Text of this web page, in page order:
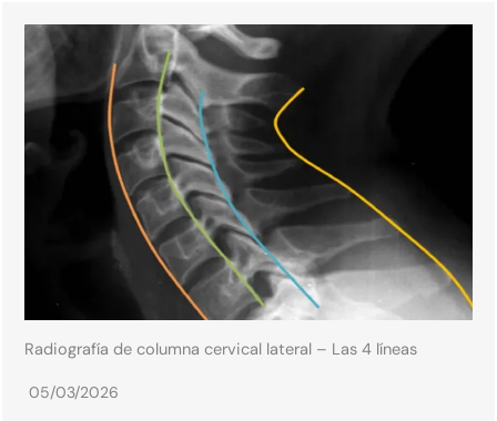
Radiografía de columna cervical lateral – Las 4 líneas
05/03/2026